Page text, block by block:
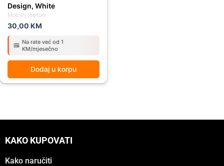
Mobilni telefoni
Design, White
30,00 KM
Na rate već od 1
KM/mjesečno
Dodaj u korpu
KAKO KUPOVATI
Kako naručiti